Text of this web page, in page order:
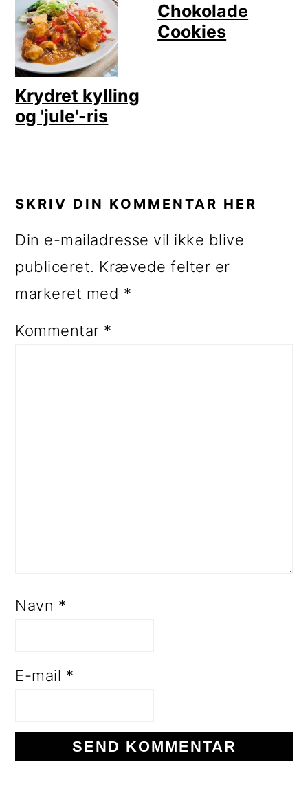
Krydret kylling
og 'jule'-ris
Chokolade
Cookies
SKRIV DIN KOMMENTAR HER
Din e-mailadresse vil ikke blive
publiceret. Krævede felter er
markeret med *
Kommentar *
Navn *
E-mail *